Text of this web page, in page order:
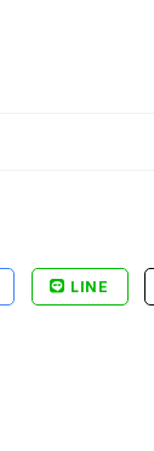
LINE